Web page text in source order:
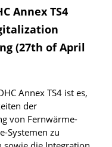
Annex TS4
(27th of April
Annex TS4 ist es,
der
von Fernwärme-
Systemen zu